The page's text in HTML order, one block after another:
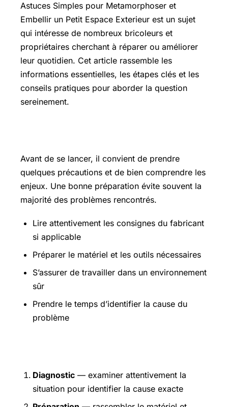
Astuces Simples pour Metamorphoser et
Embellir un Petit Espace Exterieur est un sujet
qui intéresse de nombreux bricoleurs et
propriétaires cherchant à réparer ou améliorer
leur quotidien. Cet article rassemble les
informations essentielles, les étapes clés et les
conseils pratiques pour aborder la question
sereinement.
Avant de se lancer, il convient de prendre
quelques précautions et de bien comprendre les
enjeux. Une bonne préparation évite souvent la
majorité des problèmes rencontrés.
Lire attentivement les consignes du fabricant
si applicable
Préparer le matériel et les outils nécessaires
S’assurer de travailler dans un environnement
sûr
Prendre le temps d’identifier la cause du
problème
Diagnostic — examiner attentivement la
situation pour identifier la cause exacte